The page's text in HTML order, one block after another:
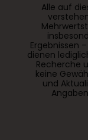
Alle auf
Ergebnissen
dienen
Recherche
keine
und